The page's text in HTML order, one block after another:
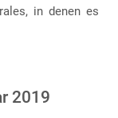
in denen es
2019